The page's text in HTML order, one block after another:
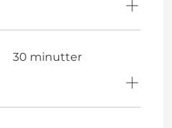
30 minutter